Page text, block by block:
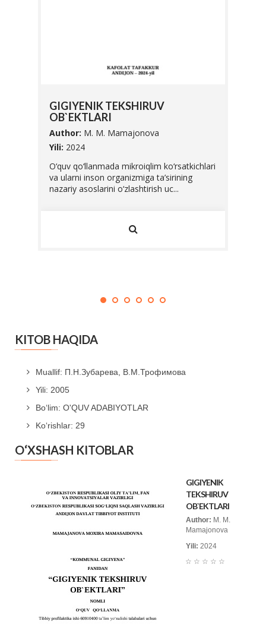
GIGIYENIK TEKSHIRUV
OB`EKTLARI
Author: M. M. Mamajonova
Yili: 2024
O‘quv qo‘llanmada mikroiqlim ko‘rsatkichlari
va ularni inson organizmiga ta’sirining
nazariy asoslarini o‘zlashtirish uc...
KITOB HAQIDA
Muallif: П.Н.Зубарева, В.М.Трофимова
Yili: 2005
Bo‘lim: O'QUV ADABIYOTLAR
Ko‘rishlar: 29
O‘XSHASH KITOBLAR
GIGIYENIK
TEKSHIRUV
OB`EKTLARI
Author: M. M.
Mamajonova
Yili: 2024
☆
☆
☆
☆
☆